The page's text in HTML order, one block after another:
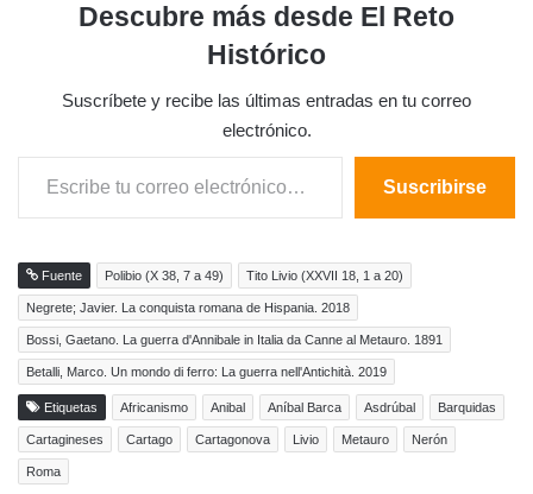
Descubre más desde El Reto
Histórico
Suscríbete y recibe las últimas entradas en tu correo
electrónico.
Escribe tu correo electrónico…
Suscribirse
Fuente Polibio (X 38, 7 a 49) Tito Livio (XXVII 18, 1 a 20)
Negrete; Javier. La conquista romana de Hispania. 2018
Bossi, Gaetano. La guerra d'Annibale in Italia da Canne al Metauro. 1891
Betalli, Marco. Un mondo di ferro: La guerra nell'Antichità. 2019
Etiquetas Africanismo Anibal Aníbal Barca Asdrúbal Barquidas
Cartagineses Cartago Cartagonova Livio Metauro Nerón
Roma